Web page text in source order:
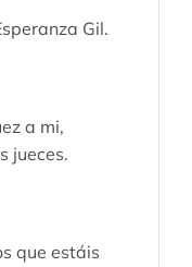
Gil.
a mi,
jueces.
que estáis